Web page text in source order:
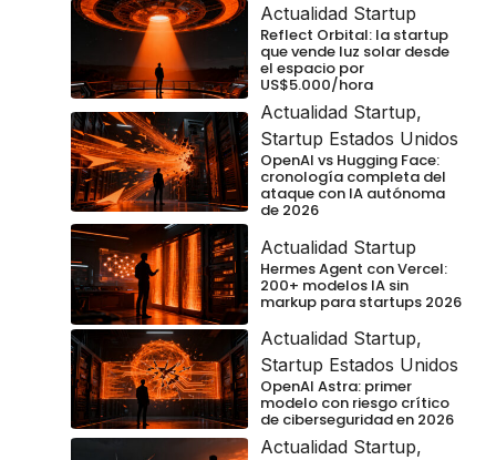
Actualidad Startup
Reflect Orbital: la startup
que vende luz solar desde
el espacio por
US$5.000/hora
Actualidad Startup,
Startup Estados Unidos
OpenAI vs Hugging Face:
cronología completa del
ataque con IA autónoma
de 2026
Actualidad Startup
Hermes Agent con Vercel:
200+ modelos IA sin
markup para startups 2026
Actualidad Startup,
Startup Estados Unidos
OpenAI Astra: primer
modelo con riesgo crítico
de ciberseguridad en 2026
Actualidad Startup,